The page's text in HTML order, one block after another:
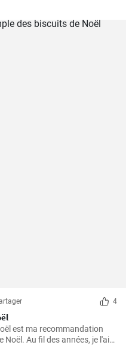
4
est ma recommandation
Noël. Au fil des années, je l'ai